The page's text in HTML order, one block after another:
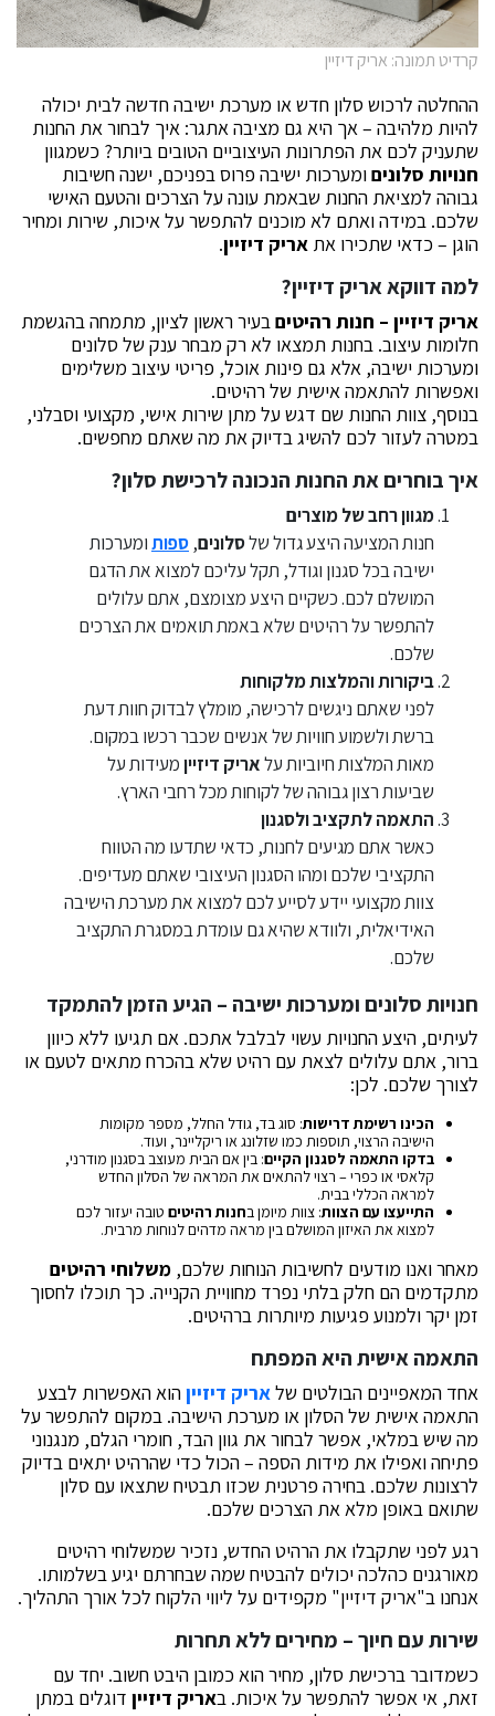
קרדיט תמונה: אריק דיזיין
ההחלטה לרכוש סלון חדש או מערכת ישיבה חדשה לבית יכולה
להיות מלהיבה – אך היא גם מציבה אתגר: איך לבחור את החנות
שתעניק לכם את הפתרונות העיצוביים הטובים ביותר? כשמגוון
חנויות סלוניםומערכות ישיבה פרוס בפניכם, ישנה חשיבות
גבוהה למציאת החנות שבאמת עונה על הצרכים והטעם האישי
שלכם. במידה ואתם לא מוכנים להתפשר על איכות, שירות ומחיר
הוגן – כדאי שתכירו את אריק דיזיין.
למה דווקא אריק דיזיין?
אריק דיזיין – חנות רהיטיםבעיר ראשון לציון, מתמחה בהגשמת
חלומות עיצוב. בחנות תמצאו לא רק מבחר ענק של סלונים
ומערכות ישיבה, אלא גם פינות אוכל, פריטי עיצוב משלימים
ואפשרות להתאמה אישית של רהיטים.
בנוסף, צוות החנות שם דגש על מתן שירות אישי, מקצועי וסבלני,
במטרה לעזור לכם להשיג בדיוק את מה שאתם מחפשים.
איך בוחרים את החנות הנכונה לרכישת סלון?
מגוון רחב של מוצרים
חנות המציעה היצע גדול שלסלונים, ספותומערכות
ישיבה בכל סגנון וגודל, תקל עליכם למצוא את הדגם
המושלם לכם. כשקיים היצע מצומצם, אתם עלולים
להתפשר על רהיטים שלא באמת תואמים את הצרכים
שלכם.
ביקורות והמלצות מלקוחות
לפני שאתם ניגשים לרכישה, מומלץ לבדוק חוות דעת
ברשת ולשמוע חוויות של אנשים שכבר רכשו במקום.
מאות המלצות חיוביות עלאריק דיזייןמעידות על
שביעות רצון גבוהה של לקוחות מכל רחבי הארץ.
התאמה לתקציב ולסגנון
כאשר אתם מגיעים לחנות, כדאי שתדעו מה הטווח
התקציבי שלכם ומהו הסגנון העיצובי שאתם מעדיפים.
צוות מקצועי יידע לסייע לכם למצוא את מערכת הישיבה
האידיאלית, ולוודא שהיא גם עומדת במסגרת התקציב
שלכם.
חנויות סלונים ומערכות ישיבה – הגיע הזמן להתמקד
לעיתים, היצע החנויות עשוי לבלבל אתכם. אם תגיעו ללא כיוון
ברור, אתם עלולים לצאת עם רהיט שלא בהכרח מתאים לטעם או
לצורך שלכם. לכן:
הכינו רשימת דרישות: סוג בד, גודל החלל, מספר מקומות
הישיבה הרצוי, תוספות כמו שזלונג או ריקליינר, ועוד.
בדקו התאמה לסגנון הקיים: בין אם הבית מעוצב בסגנון מודרני,
קלאסי או כפרי – רצוי להתאים את המראה של הסלון החדש
למראה הכללי בבית.
התייעצו עם הצוות: צוות מיומן בחנות רהיטים טובה יעזור לכם
למצוא את האיזון המושלם בין מראה מדהים לנוחות מרבית.
מאחר ואנו מודעים לחשיבות הנוחות שלכם, משלוחי רהיטים
מתקדמים הם חלק בלתי נפרד מחוויית הקנייה. כך תוכלו לחסוך
זמן יקר ולמנוע פגיעות מיותרות ברהיטים.
התאמה אישית היא המפתח
אחד המאפיינים הבולטים שלאריק דיזייןהוא האפשרות לבצע
התאמה אישית של הסלון או מערכת הישיבה. במקום להתפשר על
מה שיש במלאי, אפשר לבחור את גוון הבד, חומרי הגלם, מנגנוני
פתיחה ואפילו את מידות הספה – הכול כדי שהרהיט יתאים בדיוק
לרצונות שלכם. בחירה פרטנית שכזו תבטיח שתצאו עם סלון
שתואם באופן מלא את הצרכים שלכם.
רגע לפני שתקבלו את הרהיט החדש, נזכיר שמשלוחי רהיטים
מאורגנים כהלכה יכולים להבטיח שמה שבחרתם יגיע בשלמותו.
אנחנו ב"אריק דיזיין" מקפידים על ליווי הלקוח לכל אורך התהליך.
שירות עם חיוך – מחירים ללא תחרות
כשמדובר ברכישת סלון, מחיר הוא כמובן היבט חשוב. יחד עם
זאת, אי אפשר להתפשר על איכות. באריק דיזיין דוגלים במתן